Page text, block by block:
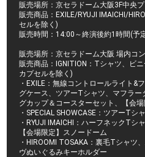
販売場所：京セラドーム大阪3F中央
販売商品：EXILE/RYUJI IMAICHI/
セルを除く)
販売時間：14:00～終演後約1時間(予
販売場所：京セラドーム大阪 場内コ
販売商品：IGNITION：Tシャツ、ビ
カプセルを除く)
・EXILE：無線コントロールライト&
グケース、ツアーTシャツ、マフラ
グカップ＆コースターセット、【会
・SPECIAL SHOWCASE：ツアーTシ
・RYUJI IMAICHI：ハーフネックTシ
【会場限定】スノードーム
・HIROOMI TOSAKA：裏毛Tシャツ
ヴぬいぐるみキーホルダー